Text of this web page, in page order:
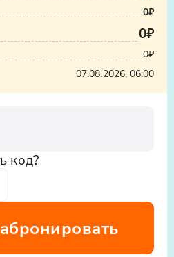
0₽
0₽
0₽
07.08.2026, 06:00
код?